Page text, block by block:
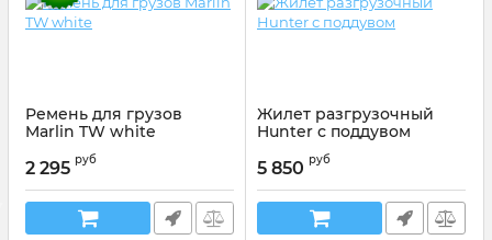
Ремень для грузов
Marlin TW white
Артикул: 118419
2 295 руб
Жилет разгрузочный
Hunter с поддувом
5 850 руб